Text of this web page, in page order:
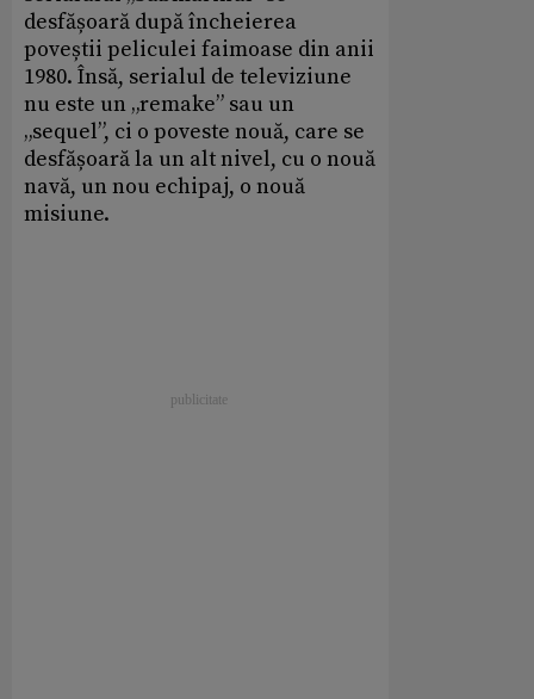
desfășoară după încheierea
poveștii peliculei faimoase din anii
1980. Însă, serialul de televiziune
nu este un „remake” sau un
„sequel”, ci o poveste nouă, care se
desfășoară la un alt nivel, cu o nouă
navă, un nou echipaj, o nouă
misiune.